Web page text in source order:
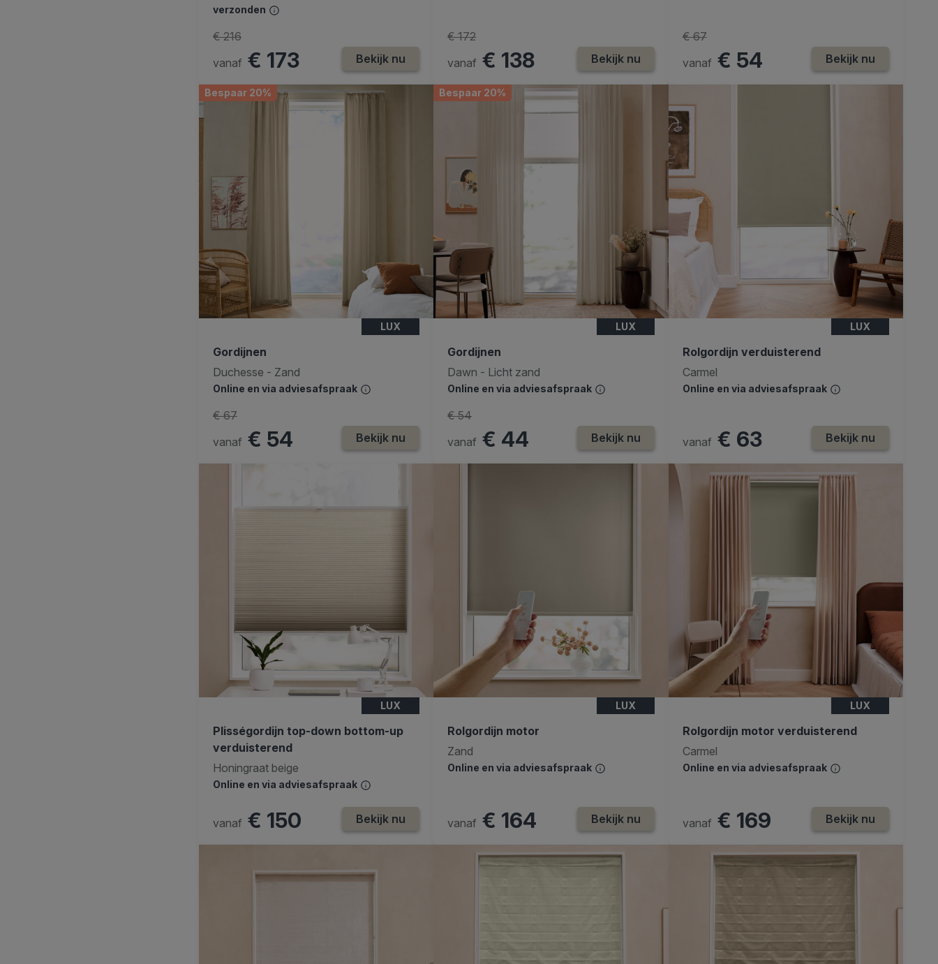
verzonden
vanaf € 173
€ 216
Bekijk nu
vanaf € 138
€ 172
Bekijk nu
vanaf € 54
€ 67
Bekijk nu
Bespaar 20%
LUX
Gordijnen
Duchesse - Zand
Online en via adviesafspraak
vanaf € 54
€ 67
Bekijk nu
Bespaar 20%
LUX
Gordijnen
Dawn - Licht zand
Online en via adviesafspraak
vanaf € 44
€ 54
Bekijk nu
LUX
Rolgordijn verduisterend
Carmel
Online en via adviesafspraak
vanaf € 63 Bekijk nu
LUX
Plisségordijn top-down bottom-up
verduisterend
Honingraat beige
Online en via adviesafspraak
vanaf € 150 Bekijk nu
LUX
Rolgordijn motor
Zand
Online en via adviesafspraak
vanaf € 164 Bekijk nu
LUX
Rolgordijn motor verduisterend
Carmel
Online en via adviesafspraak
vanaf € 169 Bekijk nu